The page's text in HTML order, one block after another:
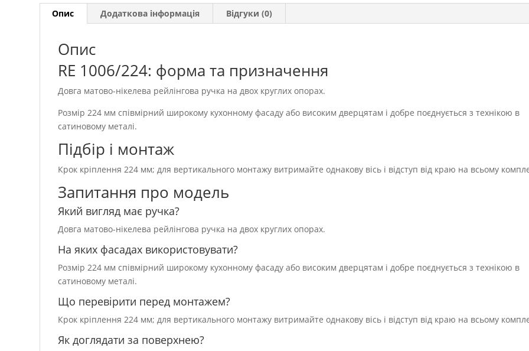
Опис Додаткова інформація Відгуки (0)
Опис
RE 1006/224: форма та призначення
Довга матово-нікелева рейлінгова ручка на двох круглих опорах.
Розмір 224 мм співмірний широкому кухонному фасаду або високим дверцятам і добре поєднується з технікою в
сатиновому металі.
Підбір і монтаж
Крок кріплення 224 мм; для вертикального монтажу витримайте однакову вісь і відступ від краю на всьому
Запитання про модель
Який вигляд має ручка?
Довга матово-нікелева рейлінгова ручка на двох круглих опорах.
На яких фасадах використовувати?
Розмір 224 мм співмірний широкому кухонному фасаду або високим дверцятам і добре поєднується з технікою в
сатиновому металі.
Що перевірити перед монтажем?
Крок кріплення 224 мм; для вертикального монтажу витримайте однакову вісь і відступ від краю на всьому
Як доглядати за поверхнею?